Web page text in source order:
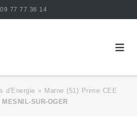
09 77 77 36 14
d'Energie » Marne (51) Prime CEE
MESNIL-SUR-OGER